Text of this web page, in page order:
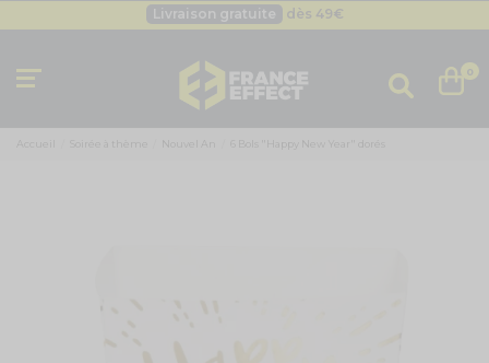
Livraison gratuite dès 49€
Livraison gratuite dès 49 0
Accueil Soirée à thème Nouvel An 6 Bols "Happy New Year" dorés